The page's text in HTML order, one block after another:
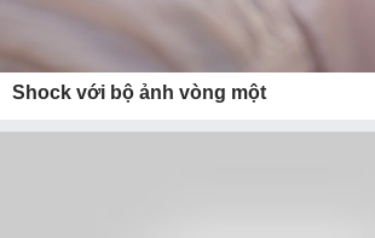
Shock với bộ ảnh vòng một